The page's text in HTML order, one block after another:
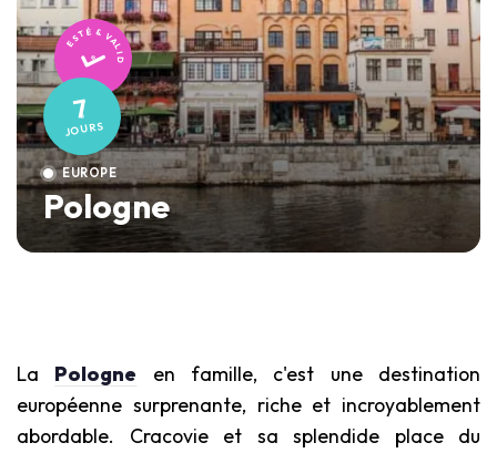
TESTÉ & VALIDÉ
7
JOURS
EUROPE
Pologne
La Pologne en famille, c'est une destination
européenne surprenante, riche et incroyablement
abordable. Cracovie et sa splendide place du